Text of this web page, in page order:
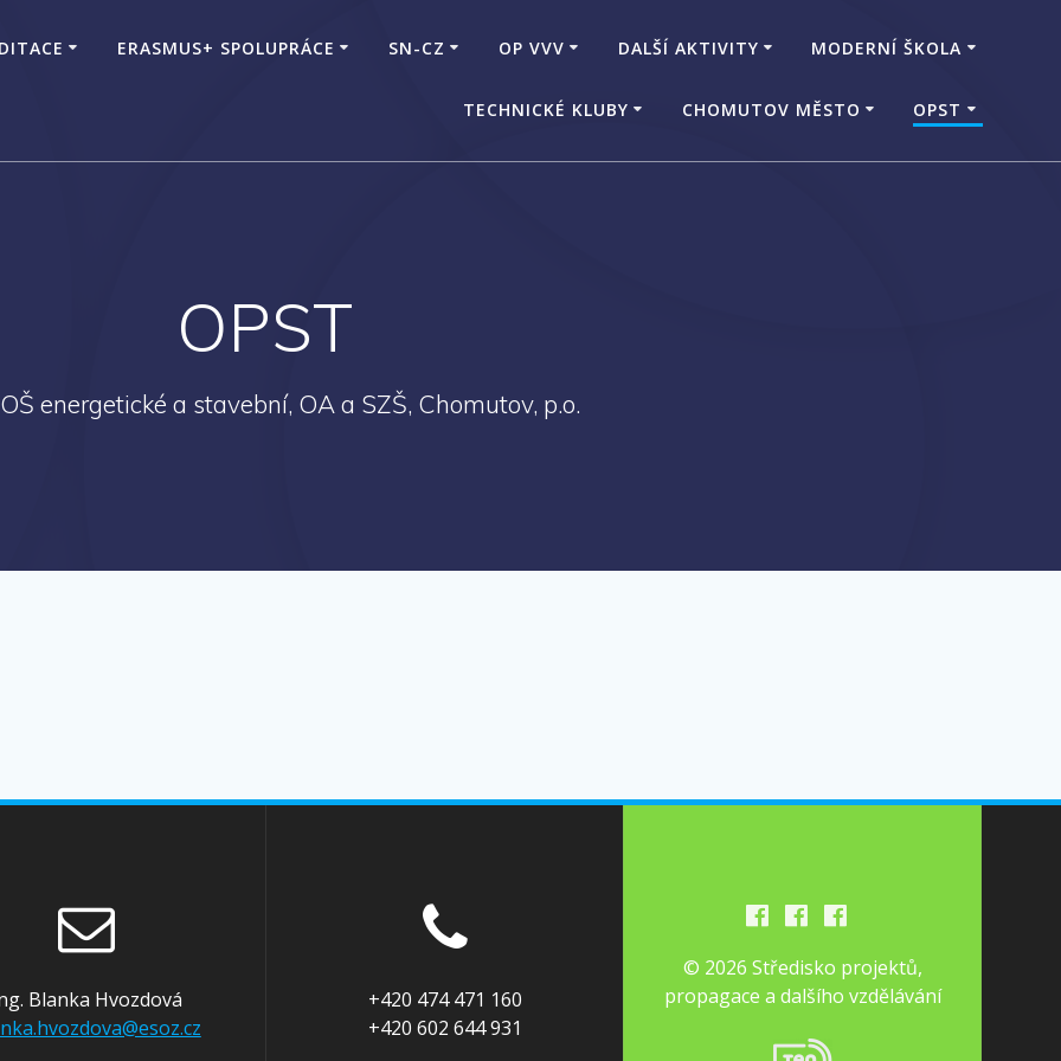
ERASMUS+ SPOLUPRÁCE SN-CZ OP VVV DALŠÍ AKTIVITY MODERNÍ ŠKOLA
TECHNICKÉ KLUBY CHOMUTOV MĚSTO OPST
OPST
energetické a stavební, OA a SZŠ, Chomutov, p.o.
Blanka Hvozdová
+420 474 471 160
+420 602 644 931
© 2026 Středisko projektů,
propagace a dalšího vzdělávání